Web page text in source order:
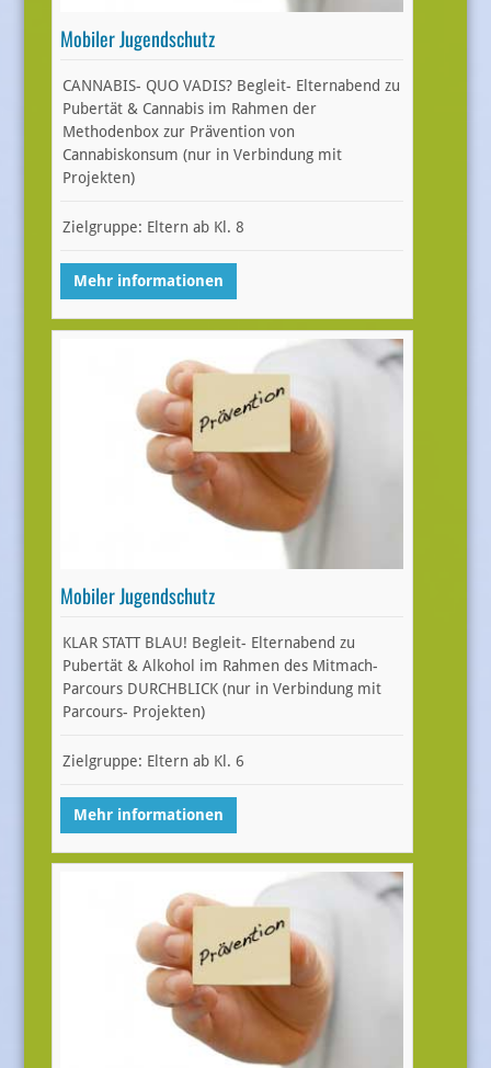
Mobiler Jugendschutz
CANNABIS- QUO VADIS? Begleit- Elternabend zu
Pubertät & Cannabis im Rahmen der
Methodenbox zur Prävention von
Cannabiskonsum (nur in Verbindung mit
Projekten)
Zielgruppe: Eltern ab Kl. 8
Mehr informationen
Mobiler Jugendschutz
KLAR STATT BLAU! Begleit- Elternabend zu
Pubertät & Alkohol im Rahmen des Mitmach-
Parcours DURCHBLICK (nur in Verbindung mit
Parcours- Projekten)
Zielgruppe: Eltern ab Kl. 6
Mehr informationen